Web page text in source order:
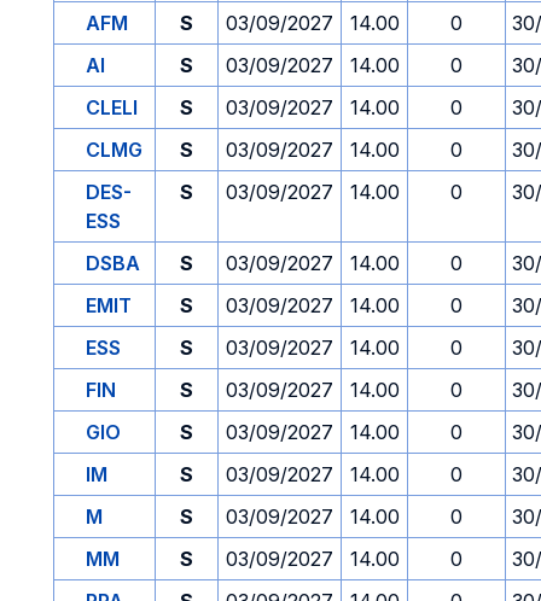
AFM S 03/09/2027 14.00 0
AI
S 03/09/2027 14.00 0
CLELI
S 03/09/2027 14.00 0
CLMG
S 03/09/2027 14.00 0
DES-
ESS
S 03/09/2027 14.00 0
DSBA S 03/09/2027 14.00 0
EMIT
S 03/09/2027 14.00 0
ESS
S 03/09/2027 14.00 0
FIN
S 03/09/2027 14.00 0
GIO
S 03/09/2027 14.00 0
IM
S 03/09/2027 14.00 0
M
S 03/09/2027 14.00 0
MM
S 03/09/2027 14.00 0